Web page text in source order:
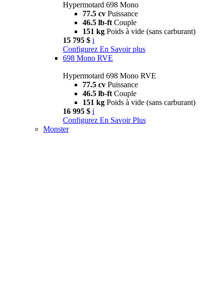
Hypermotard 698 Mono
77.5 cv Puissance
46.5 lb-ft Couple
151 kg Poids à vide (sans carburant)
15 795 $ i
Configurez En Savoir plus
698 Mono RVE
Hypermotard 698 Mono RVE
77.5 cv Puissance
46.5 lb-ft Couple
151 kg Poids à vide (sans carburant)
16 995 $ i
Configurez En Savoir Plus
Monster